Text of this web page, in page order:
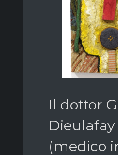
Il dottor
Dieulafay
(medico